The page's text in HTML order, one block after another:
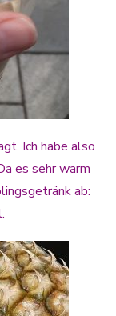
Ich habe also
es sehr warm
ab: